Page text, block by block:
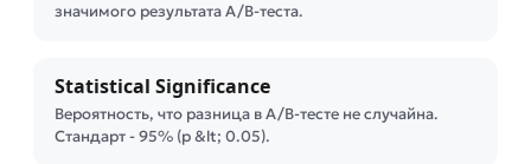
значимого результата A/B-теста.
Statistical Significance
Вероятность, что разница в A/B-тесте не случайна.
Стандарт - 95% (p &lt; 0.05).